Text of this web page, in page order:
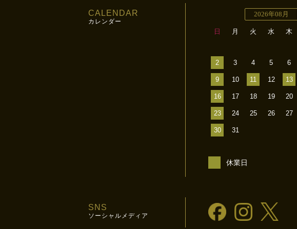
CALENDAR
カレンダー
2026年08月
日 月 火 水 木
2 3 4 5 6
9 10 11 12 13
16 17 18 19 20
23 24 25 26 27
30 31
休業日
SNS
ソーシャルメディア